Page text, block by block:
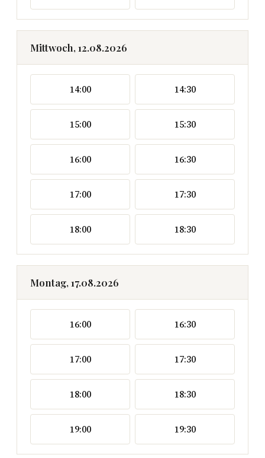
Mittwoch, 12.08.2026
14:00 14:30
15:00 15:30
16:00 16:30
17:00 17:30
18:00 18:30
Montag, 17.08.2026
16:00 16:30
17:00 17:30
18:00 18:30
19:00 19:30